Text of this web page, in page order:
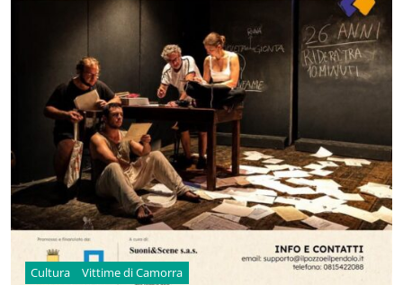
Cultura Vittime di Camorra